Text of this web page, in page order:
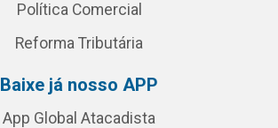
Política Comercial
Reforma Tributária
Baixe já nosso APP
App Global Atacadista